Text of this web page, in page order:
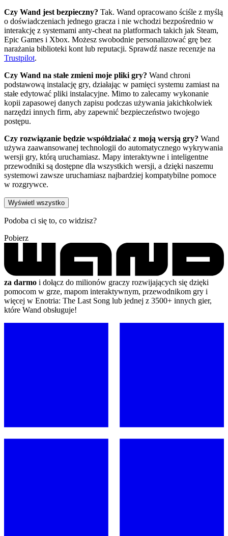
Czy Wand jest bezpieczny? Tak. Wand opracowano ściśle z myślą
o doświadczeniach jednego gracza i nie wchodzi bezpośrednio w
interakcję z systemami anty-cheat na platformach takich jak Steam,
Epic Games i Xbox. Możesz swobodnie personalizować grę bez
narażania biblioteki kont lub reputacji. Sprawdź nasze recenzje na
Trustpilot.
Czy Wand na stałe zmieni moje pliki gry? Wand chroni
podstawową instalację gry, działając w pamięci systemu zamiast na
stałe edytować pliki instalacyjne. Mimo to zalecamy wykonanie
kopii zapasowej danych zapisu podczas używania jakichkolwiek
narzędzi innych firm, aby zapewnić bezpieczeństwo twojego
postępu.
Czy rozwiązanie będzie współdziałać z moją wersją gry? Wand
używa zaawansowanej technologii do automatycznego wykrywania
wersji gry, którą uruchamiasz. Mapy interaktywne i inteligentne
przewodniki są dostępne dla wszystkich wersji, a dzięki naszemu
systemowi zawsze uruchamiasz najbardziej kompatybilne pomoce
w rozgrywce.
Wyświetl wszystko
Podoba ci się to, co widzisz?
Pobierz
za darmo i dołącz do milionów graczy rozwijających się dzięki
pomocom w grze, mapom interaktywnym, przewodnikom gry i
więcej w Enotria: The Last Song lub jednej z 3500+ innych gier,
które Wand obsługuje!